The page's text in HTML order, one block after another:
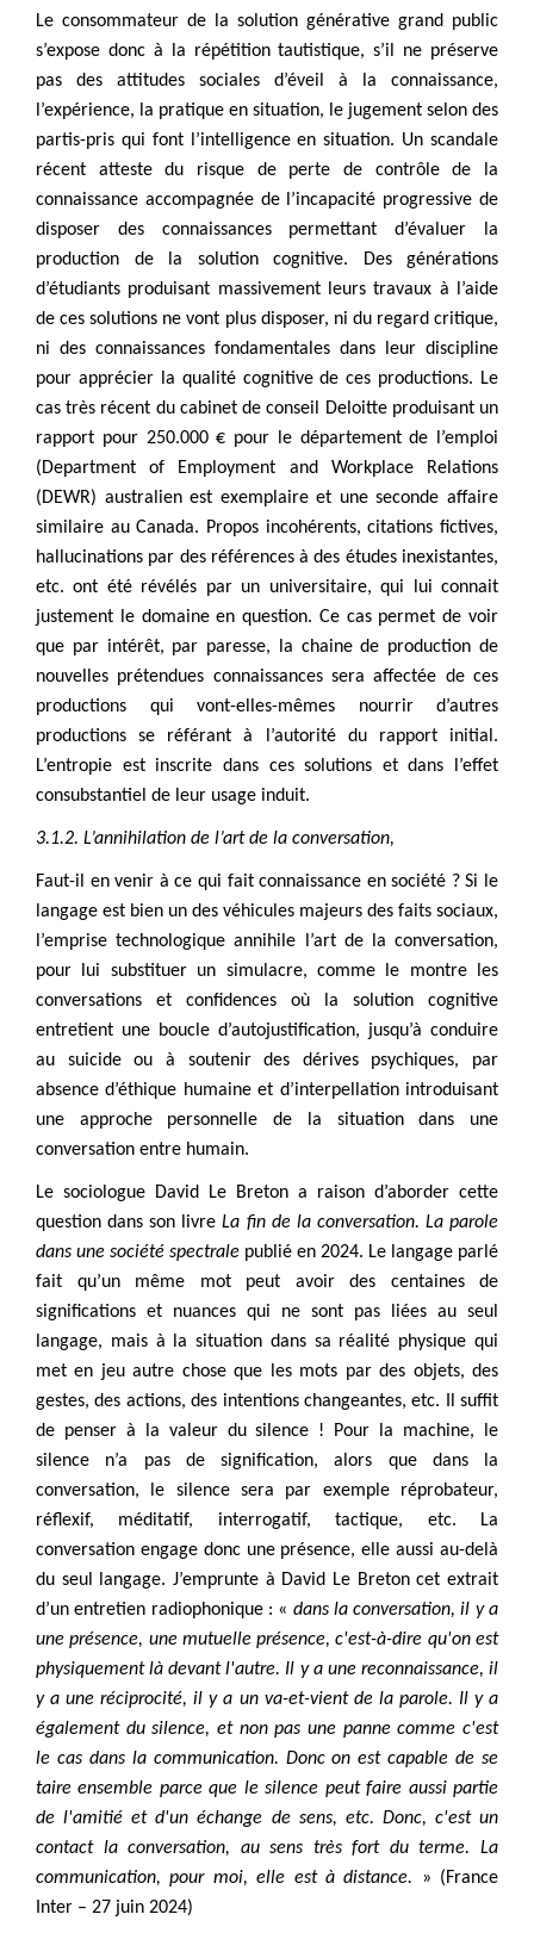
Le consommateur de la solution générative grand public
s’expose donc à la répétition tautistique, s’il ne préserve
pas des attitudes sociales d’éveil à la connaissance,
l’expérience, la pratique en situation, le jugement selon des
partis-pris qui font l’intelligence en situation. Un scandale
récent atteste du risque de perte de contrôle de la
connaissance accompagnée de l’incapacité progressive de
disposer des connaissances permettant d’évaluer la
production de la solution cognitive. Des générations
d’étudiants produisant massivement leurs travaux à l’aide
de ces solutions ne vont plus disposer, ni du regard critique,
ni des connaissances fondamentales dans leur discipline
pour apprécier la qualité cognitive de ces productions. Le
cas très récent du cabinet de conseil Deloitte produisant un
rapport pour 250.000 € pour le département de l’emploi
(Department of Employment and Workplace Relations
(DEWR) australien est exemplaire et une seconde affaire
similaire au Canada. Propos incohérents, citations fictives,
hallucinations par des références à des études inexistantes,
etc. ont été révélés par un universitaire, qui lui connait
justement le domaine en question. Ce cas permet de voir
que par intérêt, par paresse, la chaine de production de
nouvelles prétendues connaissances sera affectée de ces
productions qui vont-elles-mêmes nourrir d’autres
productions se référant à l’autorité du rapport initial.
L’entropie est inscrite dans ces solutions et dans l’effet
consubstantiel de leur usage induit.
3.1.2. L’annihilation de l’art de la conversation,
Faut-il en venir à ce qui fait connaissance en société ? Si le
langage est bien un des véhicules majeurs des faits sociaux,
l’emprise technologique annihile l’art de la conversation,
pour lui substituer un simulacre, comme le montre les
conversations et confidences où la solution cognitive
entretient une boucle d’autojustification, jusqu’à conduire
au suicide ou à soutenir des dérives psychiques, par
absence d’éthique humaine et d’interpellation introduisant
une approche personnelle de la situation dans une
conversation entre humain.
Le sociologue David Le Breton a raison d’aborder cette
question dans son livreLa fin de la conversation. La parole
dans une société spectrale publié en 2024. Le langage parlé
fait qu’un même mot peut avoir des centaines de
significations et nuances qui ne sont pas liées au seul
langage, mais à la situation dans sa réalité physique qui
met en jeu autre chose que les mots par des objets, des
gestes, des actions, des intentions changeantes, etc. Il suffit
de penser à la valeur du silence ! Pour la machine, le
silence n’a pas de signification, alors que dans la
conversation, le silence sera par exemple réprobateur,
réflexif, méditatif, interrogatif, tactique, etc. La
conversation engage donc une présence, elle aussi au-delà
du seul langage. J’emprunte à David Le Breton cet extrait
d’un entretien radiophonique : « dans la conversation, il y a
une présence, une mutuelle présence, c'est-à-dire qu'on est
physiquement là devant l'autre. Il y a une reconnaissance, il
y a une réciprocité, il y a un va-et-vient de la parole. Il y a
également du silence, et non pas une panne comme c'est
le cas dans la communication. Donc on est capable de se
taire ensemble parce que le silence peut faire aussi partie
de l'amitié et d'un échange de sens, etc. Donc, c'est un
contact la conversation, au sens très fort du terme. La
communication, pour moi, elle est à distance. » (France
Inter – 27 juin 2024)